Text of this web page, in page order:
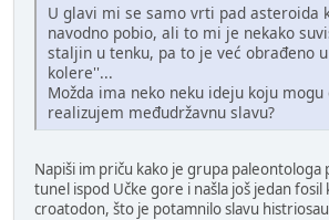
U glavi mi se samo vrti pad asteroida
navodno pobio, ali to mi je nekako
staljin u tenku, pa to je već obrađeno
kolere''...
Možda ima neko neku ideju koju
realizujem međudržavnu slavu?
Napiši im priču kako je grupa paleontologa
tunel ispod Učke gore i našla još jedan fosil
croatodon, što je potamnilo slavu